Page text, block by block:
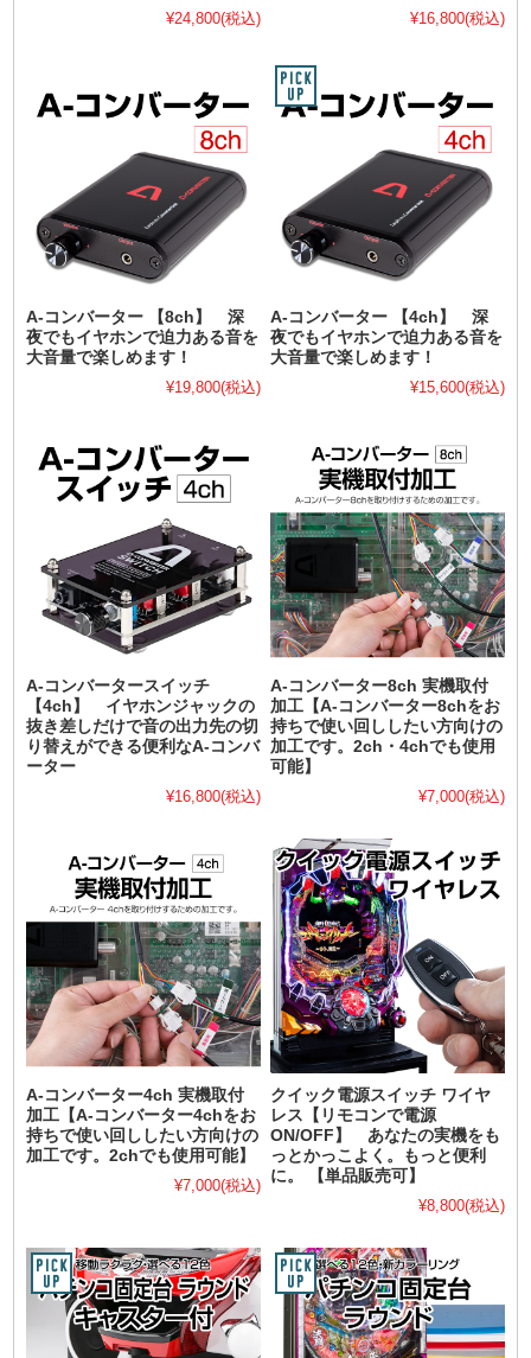
¥24,800(税込) ¥16,800(税込)
A-コンバーター 【8ch】 深
夜でもイヤホンで迫力ある音を
大音量で楽しめます！
¥19,800(税込)
A-コンバーター 【4ch】 深
夜でもイヤホンで迫力ある音を
大音量で楽しめます！
¥15,600(税込)
A-コンバータースイッチ
【4ch】 イヤホンジャックの
抜き差しだけで音の出力先の切
り替えができる便利なA-コンバ
ーター
¥16,800(税込)
A-コンバーター8ch 実機取付
加工【A-コンバーター8chをお
持ちで使い回ししたい方向けの
加工です。2ch・4chでも使用
可能】
¥7,000(税込)
A-コンバーター4ch 実機取付
加工【A-コンバーター4chをお
持ちで使い回ししたい方向けの
加工です。2chでも使用可能】
¥7,000(税込)
クイック電源スイッチ ワイヤ
レス【リモコンで電源
ON/OFF】 あなたの実機をも
っとかっこよく。もっと便利
に。 【単品販売可】
¥8,800(税込)